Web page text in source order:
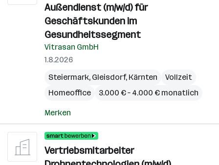
Außendienst (m/w/d) für
Geschäftskunden im
Gesundheitssegment
Vitrasan GmbH
1.8.2026
Steiermark, Gleisdorf, Kärnten
Vollzeit
Homeoffice
3.000 € – 4.000 € monatlich
Merken
Vertriebsmitarbeiter